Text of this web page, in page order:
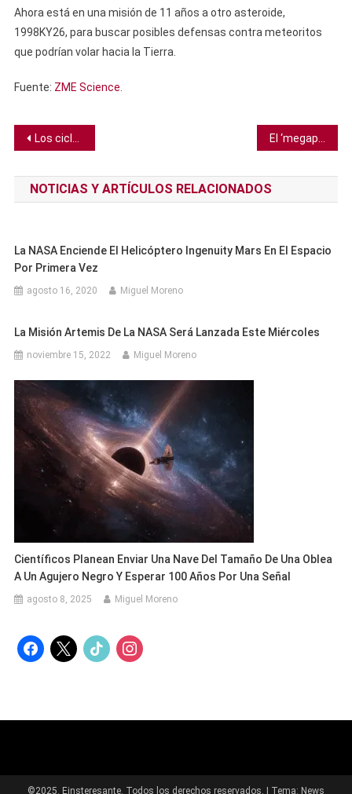
Ahora está en una misión de 11 años a otro asteroide,
1998KY26, para buscar posibles defensas contra meteoritos
que podrían volar hacia la Tierra.
Fuente: ZME Science
Navegación
de
entradas
Los ciclones polares en Júpiter crean un cúmulo de vórtices fascinante
NOTICIAS Y ARTÍCULOS RELACIONADOS
La NASA Enciende El Helicóptero Ingenuity Mars En El Espacio
Por Primera Vez
agosto 16, 2020 Miguel Moreno
La Misión Artemis De La NASA Será Lanzada Este Miércoles
noviembre 15, 2022 Miguel Moreno
Científicos Planean Enviar Una Nave Del Tamaño De Una Oblea
A Un Agujero Negro Y Esperar 100 Años Por Una Señal
agosto 8, 2025 Miguel Moreno
facebook
x tiktok instagram
©2025. Einsteresante. Todos los derechos reservados. Tema: News